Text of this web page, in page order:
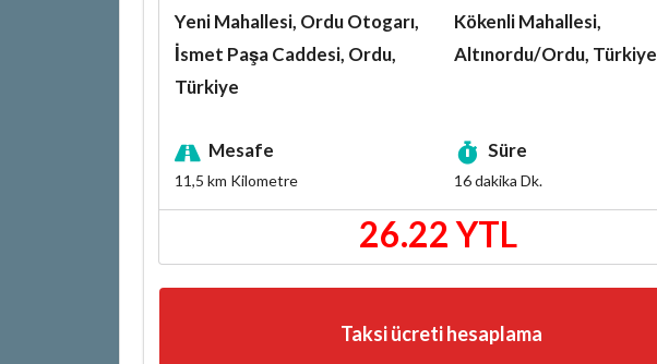
Yeni Mahallesi, Ordu Otogarı,
İsmet Paşa Caddesi, Ordu,
Türkiye
Kökenli Mahallesi,
Altınordu/Ordu, Türkiye
Mesafe
11,5 km Kilometre
Süre
16 dakika Dk.
26.22 YTL
Taksi ücreti hesaplama